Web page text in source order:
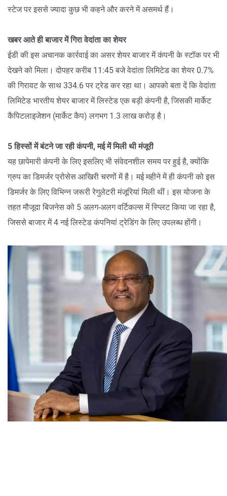
स्टेज पर इससे ज्यादा कुछ भी कहने और करने में असमर्थ हैं।
खबर आते ही बाजार में गिरा वेदांता का शेयर
ईडी की इस अचानक कार्रवाई का असर शेयर बाजार में कंपनी के स्टॉक पर भी
देखने को मिला। दोपहर करीब 11:45 बजे वेदांता लिमिटेड का शेयर 0.7%
की गिरावट के साथ 334.6 पर ट्रेड कर रहा था। आपको बता दें कि वेदांता
लिमिटेड भारतीय शेयर बाजार में लिस्टेड एक बड़ी कंपनी है, जिसकी मार्केट
कैपिटलाइजेशन (मार्केट कैप) लगभग 1.3 लाख करोड़ है।
5 हिस्सों में बंटने जा रही कंपनी, मई में मिली थी मंजूरी
यह छापेमारी कंपनी के लिए इसलिए भी संवेदनशील समय पर हुई है, क्योंकि
ग्रुप का डिमर्जर प्रोसेस आखिरी चरणों में है। मई महीने में ही कंपनी को इस
डिमर्जर के लिए विभिन्न जरूरी रेगुलेटरी मंजूरियां मिली थीं। इस योजना के
तहत मौजूदा बिजनेस को 5 अलग-अलग वर्टिकल्स में स्प्लिट किया जा रहा है,
जिससे बाजार में 4 नई लिस्टेड कंपनियां ट्रेडिंग के लिए उपलब्ध होंगी।